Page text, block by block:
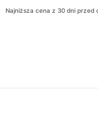
Najniższa cena z 30 dni przed